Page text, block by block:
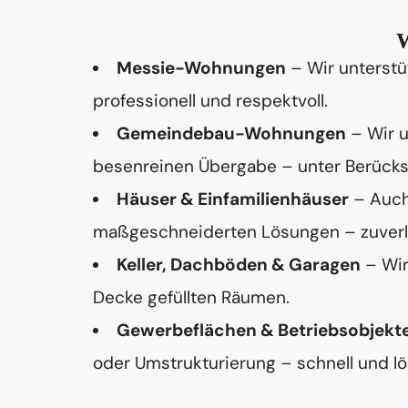
Messie-Wohnungen – Wir
professionell und respektvoll.
Gemeindebau-Wohnungen – Wir
besenreinen Übergabe – unter
Häuser & Einfamilienhäuser –
maßgeschneiderten Lösungen –
Keller, Dachböden & Garagen –
Decke gefüllten Räumen.
Gewerbeflächen &
oder Umstrukturierung – schnell und